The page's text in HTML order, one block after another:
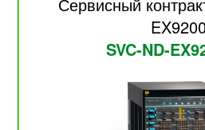
Сервисный
SVC-ND-